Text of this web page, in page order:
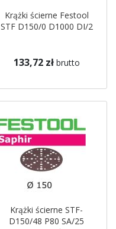
Krążki ścierne Festool
STF D150/0 D1000 DI/2
133,72 zł brutto
Krążki ścierne STF-
D150/48 P80 SA/25